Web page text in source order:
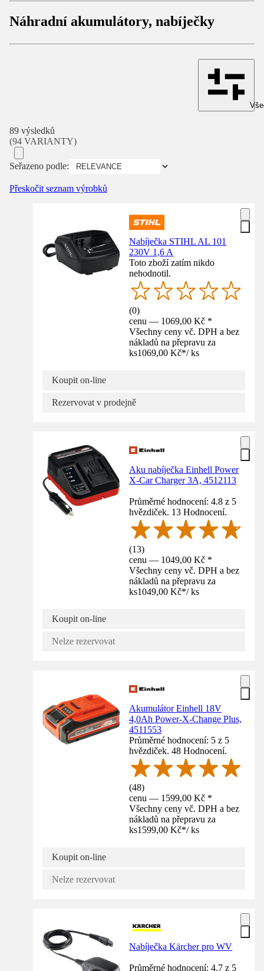
Náhradní akumulátory, nabíječky
89 výsledků
(94 VARIANTY)
Seřazeno podle:
Přeskočit seznam výrobků
Nabíječka STIHL AL 101
230V 1,6 A
Toto zboží zatím nikdo
nehodnotil.
(0)
cenu — 1069,00 Kč *
Všechny ceny vč. DPH a bez
nákladů na přepravu za
ks1069,00 Kč*/ ks
Koupit on-line
Rezervovat v prodejně
Aku nabíječka Einhell Power
X-Car Charger 3A, 4512113
Průměrné hodnocení: 4.8 z 5
hvězdiček. 13 Hodnocení.
(13)
cenu — 1049,00 Kč *
Všechny ceny vč. DPH a bez
nákladů na přepravu za
ks1049,00 Kč*/ ks
Koupit on-line
Nelze rezervovat
Akumulátor Einhell 18V
4,0Ah Power-X-Change Plus,
4511553
Průměrné hodnocení: 5 z 5
hvězdiček. 48 Hodnocení.
(48)
cenu — 1599,00 Kč *
Všechny ceny vč. DPH a bez
nákladů na přepravu za
ks1599,00 Kč*/ ks
Koupit on-line
Nelze rezervovat
Nabíječka Kärcher pro WV
Průměrné hodnocení: 4.7 z 5